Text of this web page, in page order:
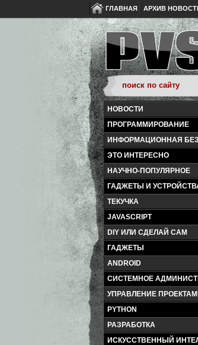
ГЛАВНАЯ АРХИВ
НОВОСТИ
ПРОГРАММИРОВАНИЕ
ИНФОРМАЦИОННАЯ
ЭТО ИНТЕРЕСНО
НАУЧНО-ПОПУЛЯРНОЕ
ГАДЖЕТЫ И
ТЕКУЧКА
JAVASCRIPT
DIY ИЛИ СДЕЛАЙ САМ
ГАДЖЕТЫ
ANDROID
СИСТЕМНОЕ
УПРАВЛЕНИЕ
PYTHON
РАЗРАБОТКА
ИСКУССТВЕННЫЙ